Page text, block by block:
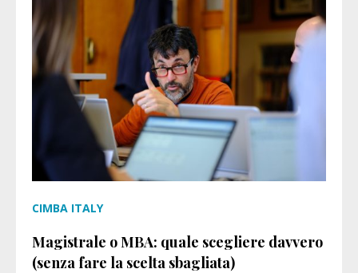
CIMBA ITALY
Magistrale o MBA: quale scegliere davvero
(senza fare la scelta sbagliata)